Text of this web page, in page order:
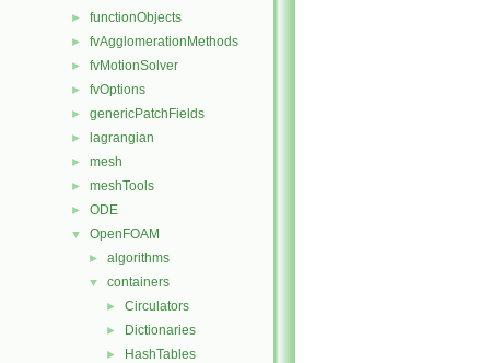
► functionObjects
► fvAgglomerationMethods
► fvMotionSolver
► fvOptions
► genericPatchFields
► lagrangian
► mesh
► meshTools
► ODE
▼ OpenFOAM
► algorithms
▼ containers
► Circulators
► Dictionaries
► HashTables